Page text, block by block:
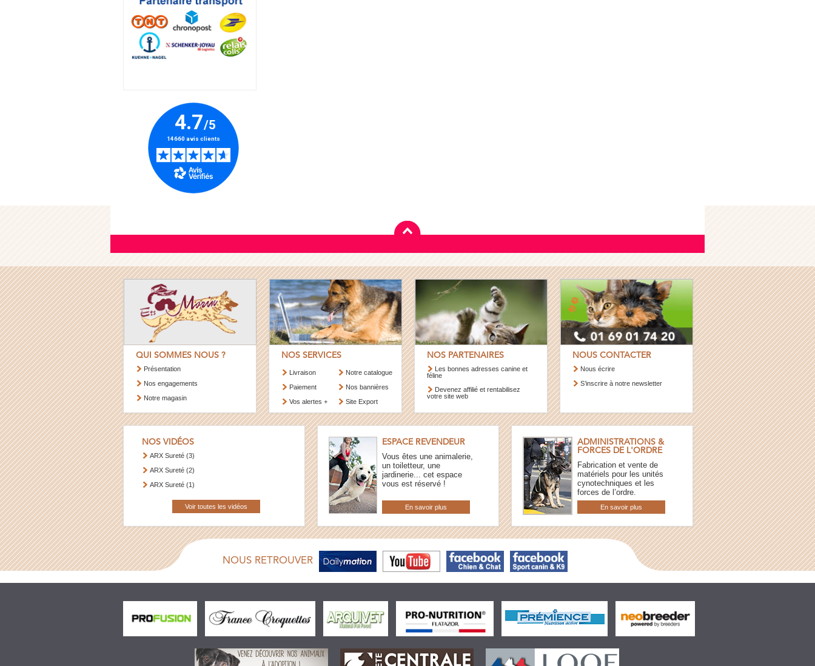
QUI SOMMES NOUS ?
Présentation
Nos engagements
Notre magasin
NOS SERVICES
Livraison
Paiement
Vos alertes +
Notre catalogue
Nos bannières
Site Export
NOS PARTENAIRES
Les bonnes adresses canine et
féline
Devenez affilié et rentabilisez
votre site web
NOUS CONTACTER
Nous écrire
S’inscrire à notre newsletter
NOS VIDÉOS
ARX Sureté (3)
ARX Sureté (2)
ARX Sureté (1)
Voir toutes les vidéos
ESPACE REVENDEUR
Vous êtes une animalerie,
un toiletteur, une
jardinerie... cet espace
vous est réservé !
En savoir plus
ADMINISTRATIONS &
FORCES DE L'ORDRE
Fabrication et vente de
matériels pour les unités
cynotechniques et les
forces de l’ordre.
En savoir plus
NOUS RETROUVER